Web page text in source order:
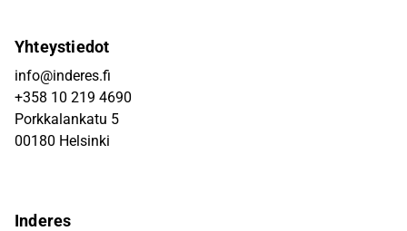
Yhteystiedot
info@inderes.fi
+358 10 219 4690
Porkkalankatu 5
00180 Helsinki
Inderes